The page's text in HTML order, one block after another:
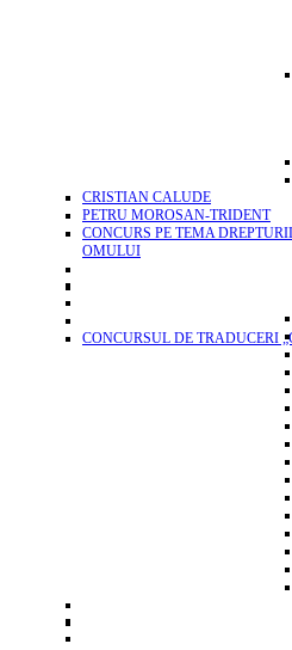
CRISTIAN CALUDE
PETRU MOROSAN-TRIDENT
CONCURS PE TEMA
OMULUI
CONCURSUL DE TRADUCERI